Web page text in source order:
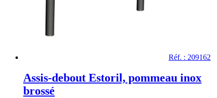
Réf. : 209162
Assis-debout Estoril, pommeau inox
brossé